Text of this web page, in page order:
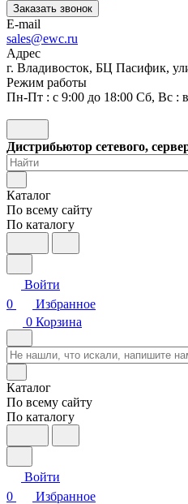
Заказать звонок
E-mail
sales@ewc.ru
Адрес
г. Владивосток, БЦ Пасифик,
Режим работы
Пн-Пт : с 9:00 до 18:00 Сб, Вс :
Дистрибьютор сетевого,
Каталог
По всему сайту
По каталогу
Войти
0
Избранное
0 Корзина
Каталог
По всему сайту
По каталогу
Войти
0
Избранное